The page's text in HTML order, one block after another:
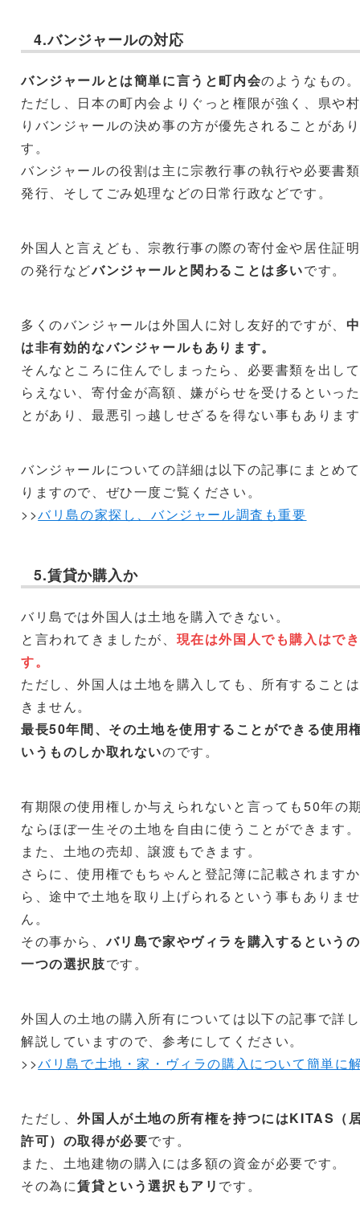
4.バンジャールの対応
バンジャールとは簡単に言うと町内会のようなもの。
ただし、日本の町内会よりぐっと権限が強く、県や
りバンジャールの決め事の方が優先されることがあ
す。
バンジャールの役割は主に宗教行事の執行や必要書
発行、そしてごみ処理などの日常行政などです。
外国人と言えども、宗教行事の際の寄付金や居住証
の発行などバンジャールと関わることは多いです。
多くのバンジャールは外国人に対し友好的ですが、
は非有効的なバンジャールもあります。
そんなところに住んでしまったら、必要書類を出し
らえない、寄付金が高額、嫌がらせを受けるといっ
とがあり、最悪引っ越しせざるを得ない事もありま
バンジャールについての詳細は以下の記事にまとめ
りますので、ぜひ一度ご覧ください。
>>バリ島の家探し、バンジャール調査も重要
5.賃貸か購入か
バリ島では外国人は土地を購入できない。
と言われてきましたが、 現在は外国人でも購入はで
す。
ただし、外国人は土地を購入しても、所有すること
きません。
最長50年間、その土地を使用することができる使用
いうものしか取れないのです。
有期限の使用権しか与えられないと言っても50年の
ならほぼ一生その土地を自由に使うことができます。
また、土地の売却、譲渡もできます。
さらに、使用権でもちゃんと登記簿に記載されますか
ら、途中で土地を取り上げられるという事もありませ
ん。
その事から、バリ島で家やヴィラを購入するという
一つの選択肢です。
外国人の土地の購入所有については以下の記事で詳
解説していますので、参考にしてください。
>>バリ島で土地・家・ヴィラの購入について簡単に
ただし、外国人が土地の所有権を持つにはKITAS（
許可）の取得が必要です。
また、土地建物の購入には多額の資金が必要です。
その為に賃貸という選択もアリ です。